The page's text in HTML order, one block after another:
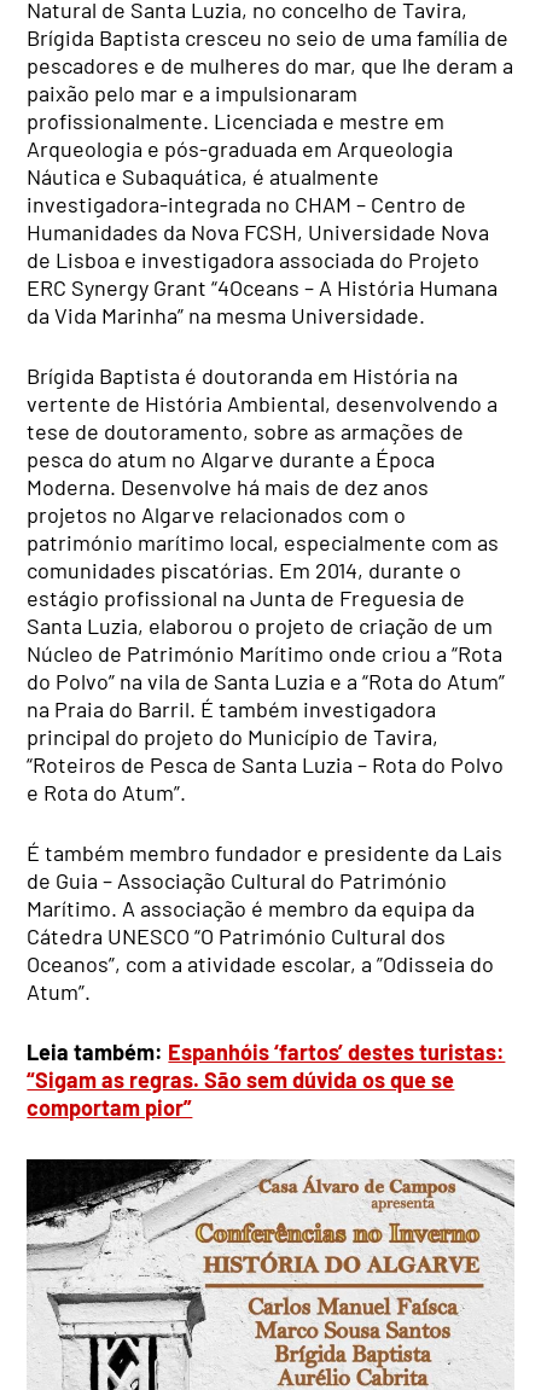
Natural de Santa Luzia, no concelho de Tavira,
Brígida Baptista cresceu no seio de uma família de
pescadores e de mulheres do mar, que lhe deram a
paixão pelo mar e a impulsionaram
profissionalmente. Licenciada e mestre em
Arqueologia e pós-graduada em Arqueologia
Náutica e Subaquática, é atualmente
investigadora-integrada no CHAM – Centro de
Humanidades da Nova FCSH, Universidade Nova
de Lisboa e investigadora associada do Projeto
ERC Synergy Grant “4Oceans – A História Humana
da Vida Marinha” na mesma Universidade.
Brígida Baptista é doutoranda em História na
vertente de História Ambiental, desenvolvendo a
tese de doutoramento, sobre as armações de
pesca do atum no Algarve durante a Época
Moderna. Desenvolve há mais de dez anos
projetos no Algarve relacionados com o
património marítimo local, especialmente com as
comunidades piscatórias. Em 2014, durante o
estágio profissional na Junta de Freguesia de
Santa Luzia, elaborou o projeto de criação de um
Núcleo de Património Marítimo onde criou a “Rota
do Polvo” na vila de Santa Luzia e a “Rota do Atum”
na Praia do Barril. É também investigadora
principal do projeto do Município de Tavira,
“Roteiros de Pesca de Santa Luzia – Rota do Polvo
e Rota do Atum”.
É também membro fundador e presidente da Lais
de Guia – Associação Cultural do Património
Marítimo. A associação é membro da equipa da
Cátedra UNESCO “O Património Cultural dos
Oceanos”, com a atividade escolar, a ”Odisseia do
Atum”.
Leia também: Espanhóis ‘fartos’ destes turistas:
“Sigam as regras. São sem dúvida os que se
comportam pior”